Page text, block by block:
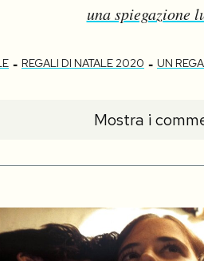
una spiegazione
- REGALI DI NATALE 2020 - UN
Mostra i